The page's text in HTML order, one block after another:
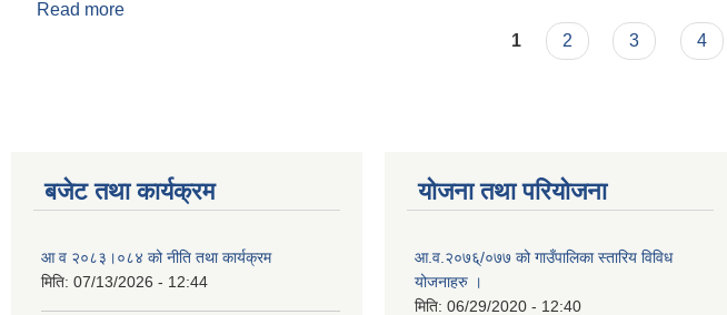
Read more
1 2 3 4
बजेट तथा कार्यक्रम
आ व २०८३।०८४ को नीति तथा कार्यक्रम
मिति: 07/13/2026 - 12:44
योजना तथा परियोजना
आ.व.२०७६्/०७७ को गाउँपालिका स्तारिय विविध
योजनाहरु ।
मिति: 06/29/2020 - 12:40